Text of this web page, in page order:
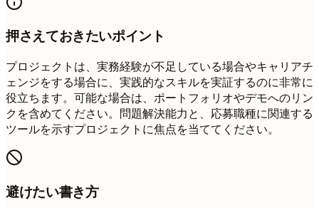
押さえておきたいポイント
プロジェクトは、実務経験が不足している場合やキャリアチ
ェンジをする場合に、実践的なスキルを実証するのに非常に
役立ちます。可能な場合は、ポートフォリオやデモへのリン
クを含めてください。問題解決能力と、応募職種に関連する
ツールを示すプロジェクトに焦点を当ててください。
避けたい書き方